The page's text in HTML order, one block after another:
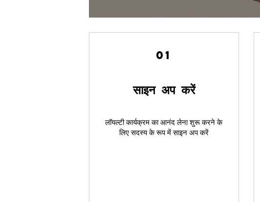
01
साइन अप करें
लॉयल्टी कार्यक्रम का आनंद लेना शुरू करने के
लिए सदस्य के रूप में साइन अप करें